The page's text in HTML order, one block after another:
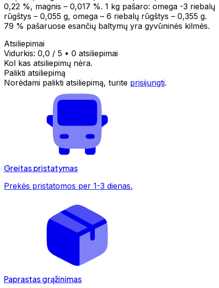
0,22 %, magnis – 0,017 %. 1 kg pašaro: omega -3 riebalų
rūgštys – 0,055 g, omega – 6 riebalų rūgštys – 0,355 g.
79 % pašaruose esančių baltymų yra gyvūninės kilmės.
Atsiliepimai
Vidurkis: 0,0 / 5 • 0 atsiliepimai
Kol kas atsiliepimų nėra.
Palikti atsiliepimą
Norėdami palikti atsiliepimą, turite prisijungti.
Greitas pristatymas
Prekės pristatomos per 1-3 dienas.
Paprastas grąžinimas